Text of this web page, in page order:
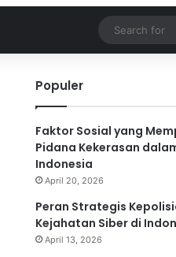
Populer
Faktor Sosial yang
Pidana Kekerasan
Indonesia
April 20, 2026
Peran Strategis
Kejahatan Siber di
April 13, 2026